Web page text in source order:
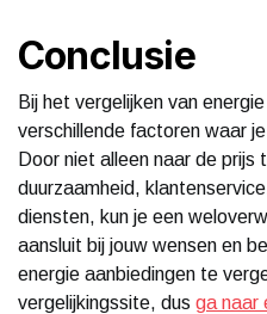
Conclusie
Bij het vergelijken van
verschillende factoren waar
Door niet alleen naar de prijs
duurzaamheid,
diensten, kun je een
aansluit bij jouw wensen en
energie aanbiedingen te
vergelijkingssite, dus ga naar